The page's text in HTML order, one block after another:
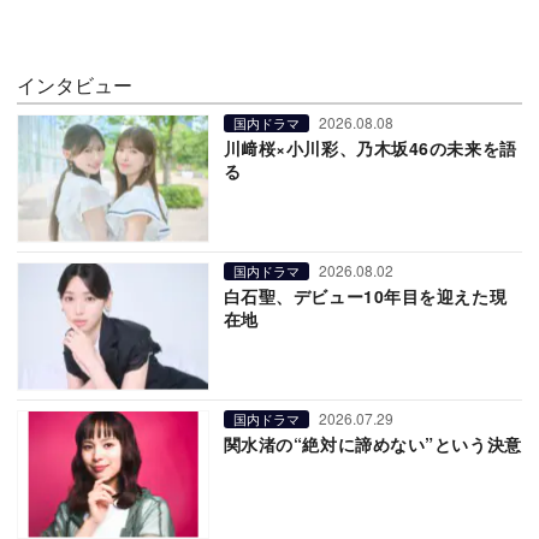
インタビュー
国内ドラマ 2026.08.08
川﨑桜×小川彩、乃木坂46の未来を語
る
国内ドラマ 2026.08.02
白石聖、デビュー10年目を迎えた現
在地
国内ドラマ 2026.07.29
関水渚の“絶対に諦めない”という決意